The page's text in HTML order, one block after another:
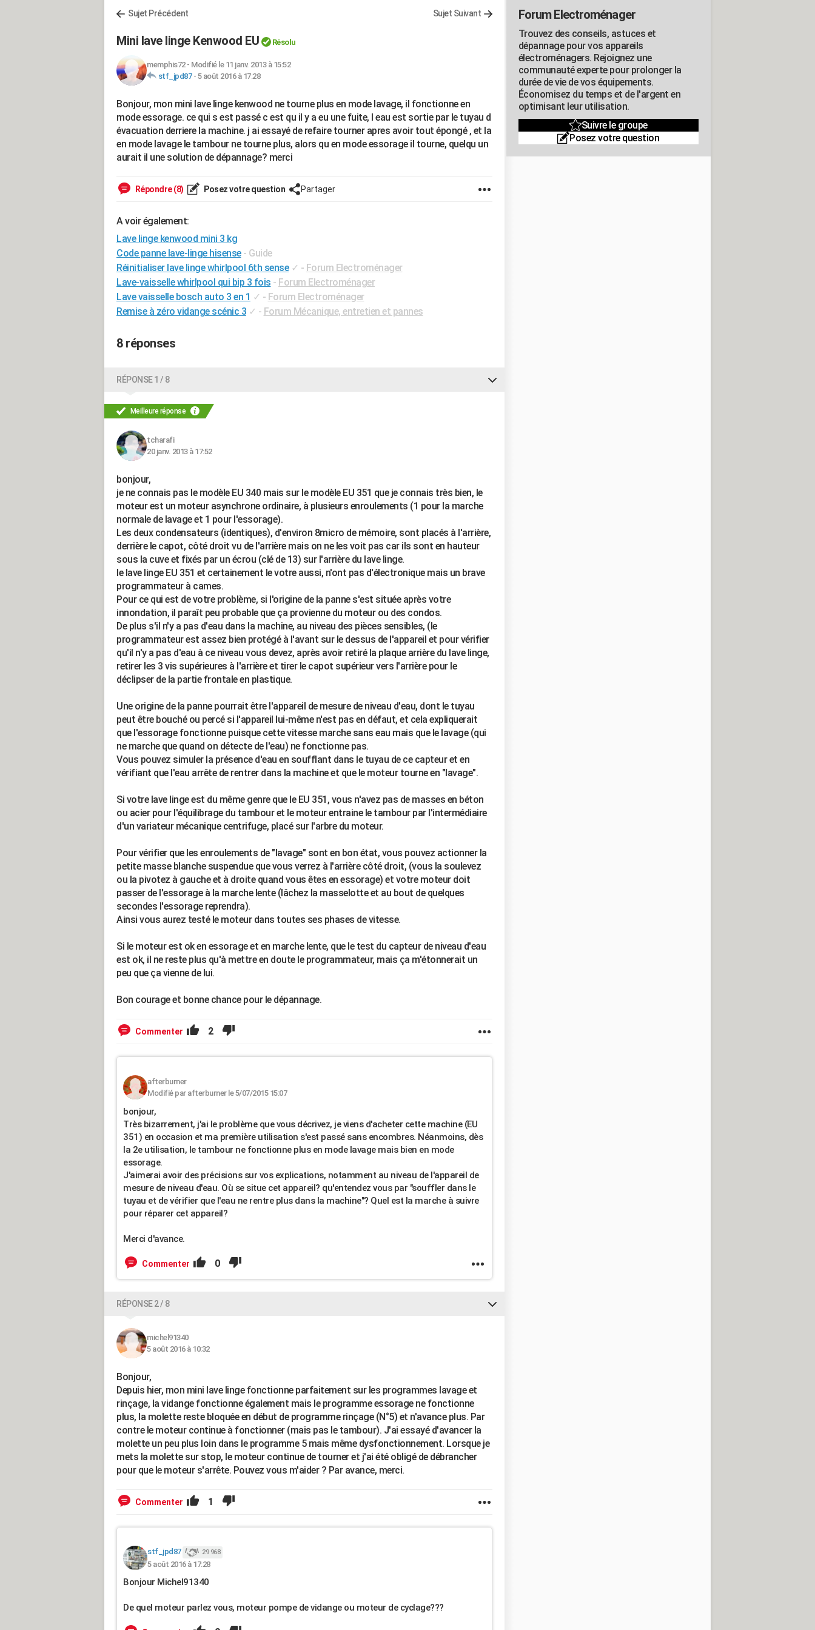
Sujet Précédent Sujet Suivant
Mini lave linge Kenwood EU Résolu
memphis72- Modifié le 11 janv. 2013 à 15:52
stf_jpd87- 5 août 2016 à 17:28
Bonjour, mon mini lave linge kenwood ne tourne plus en mode lavage, il fonctionne en
mode essorage. ce qui s est passé c est qu il y a eu une fuite, l eau est sortie par le tuyau d
évacuation derriere la machine. j ai essayé de refaire tourner apres avoir tout épongé , et la
en mode lavage le tambour ne tourne plus, alors qu en mode essorage il tourne, quelqu un
aurait il une solution de dépannage? merci
Répondre (8) Posez votre question Partager
A voir également:
Lave linge kenwood mini 3 kg
Code panne lave-linge hisense - Guide
Réinitialiser lave linge whirlpool 6th sense ✓ - Forum Electroménager
Lave-vaisselle whirlpool qui bip 3 fois - Forum Electroménager
Lave vaisselle bosch auto 3 en 1 ✓ - Forum Electroménager
Remise à zéro vidange scénic 3 ✓ - Forum Mécanique, entretien et pannes
8 réponses
RÉPONSE 1 / 8
Meilleure réponse
tcharafi
20 janv. 2013 à 17:52
bonjour,
je ne connais pas le modèle EU 340 mais sur le modèle EU 351 que je connais très bien, le
moteur est un moteur asynchrone ordinaire, à plusieurs enroulements (1 pour la marche
normale de lavage et 1 pour l'essorage).
Les deux condensateurs (identiques), d'environ 8micro de mémoire, sont placés à l'arrière,
derrière le capot, côté droit vu de l'arrière mais on ne les voit pas car ils sont en hauteur
sous la cuve et fixés par un écrou (clé de 13) sur l'arrière du lave linge.
le lave linge EU 351 et certainement le votre aussi, n'ont pas d'électronique mais un brave
programmateur à cames.
Pour ce qui est de votre problème, si l'origine de la panne s'est située après votre
innondation, il paraît peu probable que ça provienne du moteur ou des condos.
De plus s'il n'y a pas d'eau dans la machine, au niveau des pièces sensibles, (le
programmateur est assez bien protégé à l'avant sur le dessus de l'appareil et pour vérifier
qu'il n'y a pas d'eau à ce niveau vous devez, après avoir retiré la plaque arrière du lave linge,
retirer les 3 vis supérieures à l'arrière et tirer le capot supérieur vers l'arrière pour le
déclipser de la partie frontale en plastique.
Une origine de la panne pourrait être l'appareil de mesure de niveau d'eau, dont le tuyau
peut être bouché ou percé si l'appareil lui-même n'est pas en défaut, et cela expliquerait
que l'essorage fonctionne puisque cette vitesse marche sans eau mais que le lavage (qui
ne marche que quand on détecte de l'eau) ne fonctionne pas.
Vous pouvez simuler la présence d'eau en soufflant dans le tuyau de ce capteur et en
vérifiant que l'eau arrête de rentrer dans la machine et que le moteur tourne en "lavage".
Si votre lave linge est du même genre que le EU 351, vous n'avez pas de masses en béton
ou acier pour l'équilibrage du tambour et le moteur entraine le tambour par l'intermédiaire
d'un variateur mécanique centrifuge, placé sur l'arbre du moteur.
Pour vérifier que les enroulements de "lavage" sont en bon état, vous pouvez actionner la
petite masse blanche suspendue que vous verrez à l'arrière côté droit, (vous la soulevez
ou la pivotez à gauche et à droite quand vous êtes en essorage) et votre moteur doit
passer de l'essorage à la marche lente (lâchez la masselotte et au bout de quelques
secondes l'essorage reprendra).
Ainsi vous aurez testé le moteur dans toutes ses phases de vitesse.
Si le moteur est ok en essorage et en marche lente, que le test du capteur de niveau d'eau
est ok, il ne reste plus qu'à mettre en doute le programmateur, mais ça m'étonnerait un
peu que ça vienne de lui.
Bon courage et bonne chance pour le dépannage.
Commenter 2
afterburner
Modifié par afterburner le 5/07/2015 15:07
bonjour,
Très bizarrement, j'ai le problème que vous décrivez, je viens d'acheter cette machine (EU
351) en occasion et ma première utilisation s'est passé sans encombres. Néanmoins, dès
la 2e utilisation, le tambour ne fonctionne plus en mode lavage mais bien en mode
essorage.
J'aimerai avoir des précisions sur vos explications, notamment au niveau de l'appareil de
mesure de niveau d'eau. Où se situe cet appareil? qu'entendez vous par "souffler dans le
tuyau et de vérifier que l'eau ne rentre plus dans la machine"? Quel est la marche à suivre
pour réparer cet appareil?
Merci d'avance.
Commenter 0
RÉPONSE 2 / 8
michel91340
5 août 2016 à 10:32
Bonjour,
Depuis hier, mon mini lave linge fonctionne parfaitement sur les programmes lavage et
rinçage, la vidange fonctionne également mais le programme essorage ne fonctionne
plus, la molette reste bloquée en début de programme rinçage (N°5) et n'avance plus. Par
contre le moteur continue à fonctionner (mais pas le tambour). J'ai essayé d'avancer la
molette un peu plus loin dans le programme 5 mais même dysfonctionnement. Lorsque je
mets la molette sur stop, le moteur continue de tourner et j'ai été obligé de débrancher
pour que le moteur s'arrête. Pouvez vous m'aider ? Par avance, merci.
Commenter 1
stf_jpd87 29 968
5 août 2016 à 17:28
Bonjour Michel91340
De quel moteur parlez vous, moteur pompe de vidange ou moteur de cyclage???
Forum Electroménager
Trouvez des conseils, astuces et
dépannage pour vos appareils
électroménagers. Rejoignez une
communauté experte pour prolonger la
durée de vie de vos équipements.
Économisez du temps et de l'argent en
optimisant leur utilisation.
Suivre le groupe
Posez votre question